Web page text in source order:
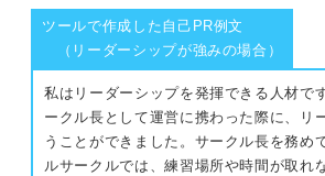
0
ツールで作成した自己PR例文
（リーダーシップが強みの場合）
私はリーダーシップを発揮できる人材で
ークル長として運営に携わった際に、リ
うことができました。サークル長を務め
ルサークルでは、練習場所や時間が取れ